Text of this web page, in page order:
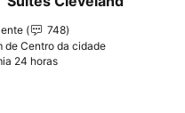
aos favoritos
748
de Centro da cidade
24 horas